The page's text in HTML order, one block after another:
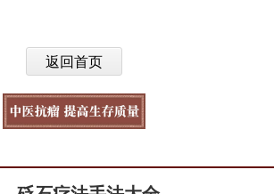
返回首页